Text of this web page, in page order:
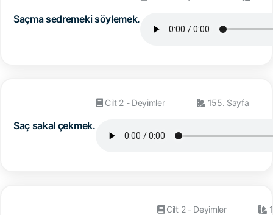
Saçma sedremeki söylemek.
Saç sakal çekmek.
Cilt 2 - Deyimler 155. Sayfa
Cilt 2 - Deyimler